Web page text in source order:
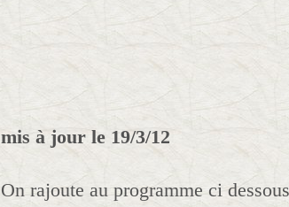
mis à jour le 19/3/12
On rajoute au programme ci